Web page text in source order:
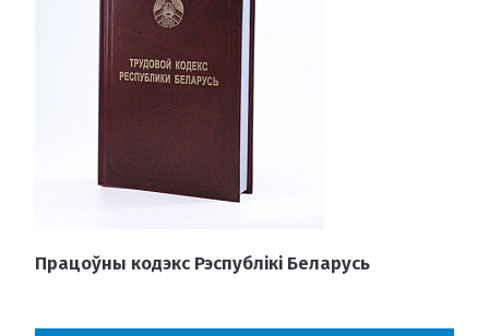
Працоўны кодэкс Рэспублікі Беларусь